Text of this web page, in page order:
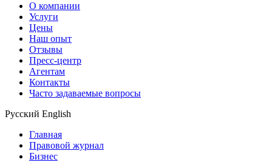
О компании
Услуги
Цены
Наш опыт
Отзывы
Пресс-центр
Агентам
Контакты
Часто задаваемые вопросы
Русский English
Главная
Правовой журнал
Бизнес